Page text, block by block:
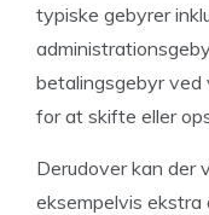
typiske gebyrer
betalingsgebyr ved
for at skifte eller
Derudover kan der
eksempelvis ekstra